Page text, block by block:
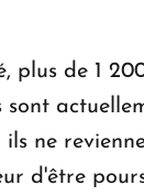
plus de 1
sont
ils ne
d'être